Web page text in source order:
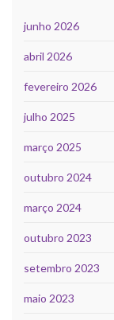
junho 2026
abril 2026
fevereiro 2026
julho 2025
março 2025
outubro 2024
março 2024
outubro 2023
setembro 2023
maio 2023